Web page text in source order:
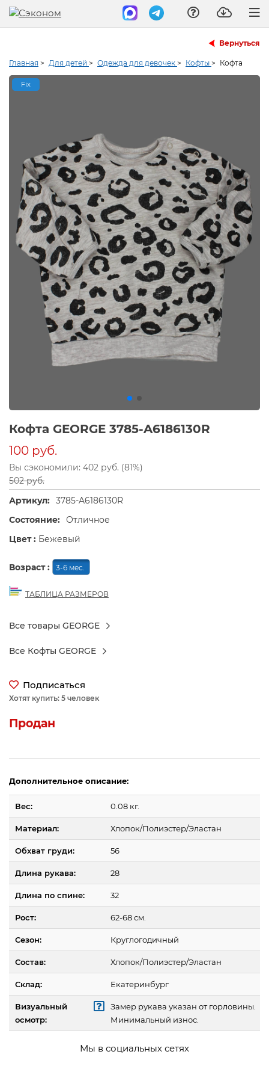
Вернуться
Главная > Для детей > Одежда для девочек > Кофты > Кофта
Fix
Кофта GEORGE 3785-A6186130R
100 руб.
Вы сэкономили: 402 руб. (81%)
502 руб.
Артикул: 3785-A6186130R
Состояние: Отличное
Цвет : Бежевый
Возраст : 3-6 мес.
ТАБЛИЦА РАЗМЕРОВ
Все товары GEORGE
Все Кофты GEORGE
Подписаться
Хотят купить: 5 человек
Продан
Дополнительное описание:
Вес: 0.08 кг.
Материал: Хлопок/Полиэстер/Эластан
Обхват груди: 56
Длина рукава: 28
Длина по спине: 32
Рост: 62-68 см.
Сезон: Круглогодичный
Состав: Хлопок/Полиэстер/Эластан
Склад: Екатеринбург
Визуальный
осмотр:
Замер рукава указан от горловины.
Минимальный износ.
Мы в социальных сетях